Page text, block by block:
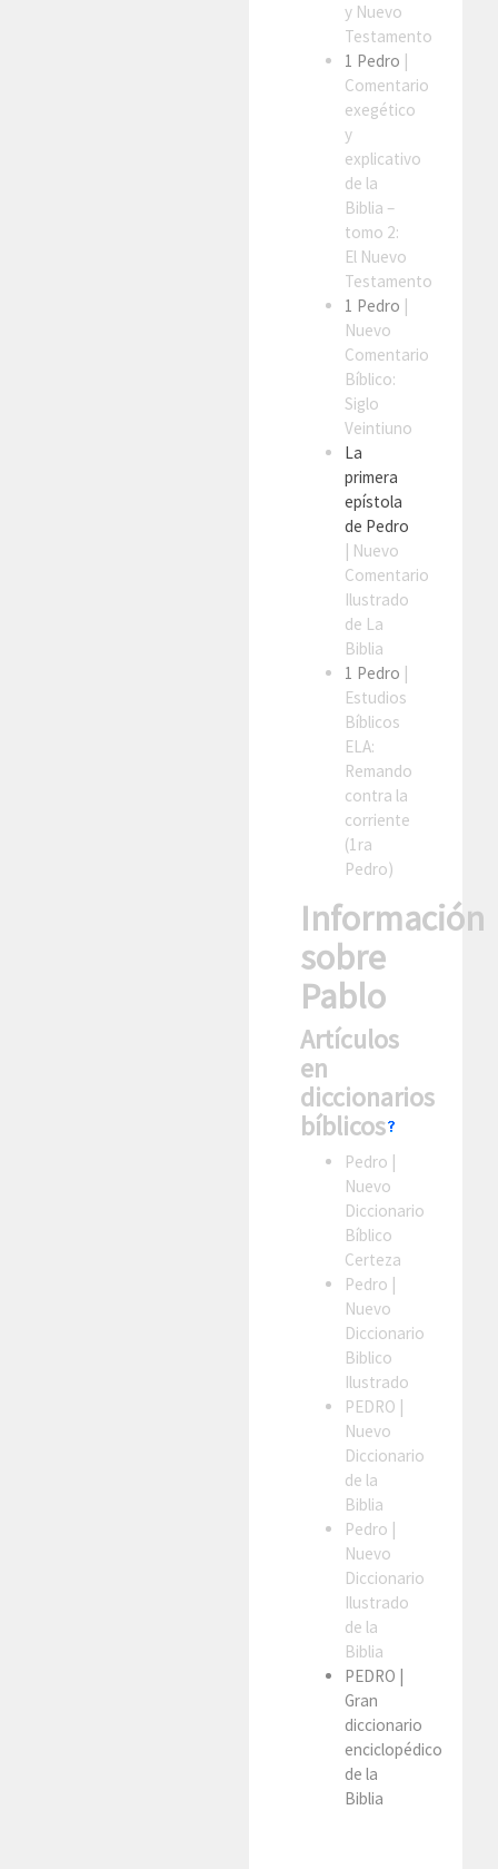
y Nuevo
Testamento
1 Pedro
Comentario
exegético
y
explicativo
de la
Biblia –
tomo 2:
El Nuevo
Testamento
1 Pedro
Nuevo
Comentario
Bíblico:
Siglo
Veintiuno
La
primera
epístola
de Pedro
| Nuevo
Comentario
Ilustrado
de La
Biblia
1 Pedro
Estudios
Bíblicos
ELA:
Remando
contra la
corriente
(1ra
Pedro)
Información
sobre
Pablo
Artículos
en
diccionarios
bíblicos
Pedro
Nuevo
Diccionario
Bíblico
Certeza
Pedro
Nuevo
Diccionario
Biblico
Ilustrado
PEDRO
Nuevo
Diccionario
de la
Biblia
Pedro
Nuevo
Diccionario
Ilustrado
de la
Biblia
PEDRO
Gran
diccionario
enciclopédico
de la
Biblia